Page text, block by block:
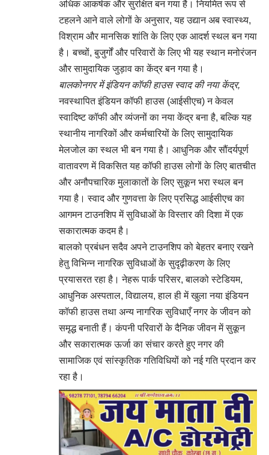
अधिक आकर्षक और सुरक्षित बन गया है। नियमित रूप से
टहलने आने वाले लोगों के अनुसार, यह उद्यान अब स्वास्थ्य,
विश्राम और मानसिक शांति के लिए एक आदर्श स्थल बन गया
है। बच्चों, बुजुर्गों और परिवारों के लिए भी यह स्थान मनोरंजन
और सामुदायिक जुड़ाव का केंद्र बन गया है।
बालकोनगर में इंडियन कॉफी हाउस स्वाद की नया केंद्र,
नवस्थापित इंडियन कॉफी हाउस (आईसीएच) न केवल
स्वादिष्ट कॉफी और व्यंजनों का नया केंद्र बना है, बल्कि यह
स्थानीय नागरिकों और कर्मचारियों के लिए सामुदायिक
मेलजोल का स्थल भी बन गया है। आधुनिक और सौंदर्यपूर्ण
वातावरण में विकसित यह कॉफी हाउस लोगों के लिए बातचीत
और अनौपचारिक मुलाकातों के लिए सुकून भरा स्थल बन
गया है। स्वाद और गुणवत्ता के लिए प्रसिद्ध आईसीएच का
आगमन टाउनशिप में सुविधाओं के विस्तार की दिशा में एक
सकारात्मक कदम है।
बालको प्रबंधन सदैव अपने टाउनशिप को बेहतर बनाए रखने
हेतु विभिन्न नागरिक सुविधाओं के सुदृढ़ीकरण के लिए
प्रयासरत रहा है। नेहरू पार्क परिसर, बालको स्टेडियम,
आधुनिक अस्पताल, विद्यालय, हाल ही में खुला नया इंडियन
कॉफी हाउस तथा अन्य नागरिक सुविधाएँ नगर के जीवन को
समृद्ध बनाती हैं। कंपनी परिवारों के दैनिक जीवन में सुकून
और सकारात्मक ऊर्जा का संचार करते हुए नगर की
सामाजिक एवं सांस्कृतिक गतिविधियों को नई गति प्रदान कर
रहा है।